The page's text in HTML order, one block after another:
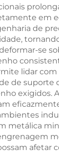
em
de
se
lidar com
de suporte
exigidos.
metálica
afetar